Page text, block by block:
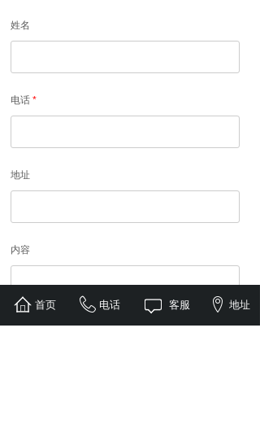
姓名
电话 *
地址
内容
首页 电话 客服 地址